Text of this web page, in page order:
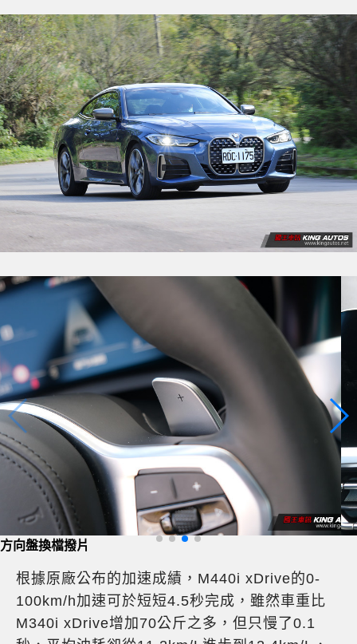
避震器可調整阻尼軟硬
根據原廠公布的加速成績，M440i xDrive的0-
100km/h加速可於短短4.5秒完成，雖然車重比
M340i xDrive增加70公斤之多，但只慢了0.1